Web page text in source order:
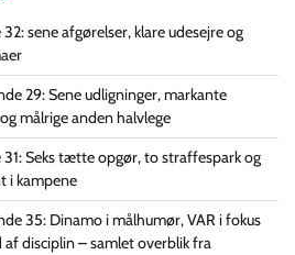
sene afgørelser, klare udesejre og
29: Sene udligninger, markante
målrige anden halvlege
31: Seks tætte opgør, to straffespark og
i kampene
35: Dinamo i målhumør, VAR i fokus
disciplin – samlet overblik fra